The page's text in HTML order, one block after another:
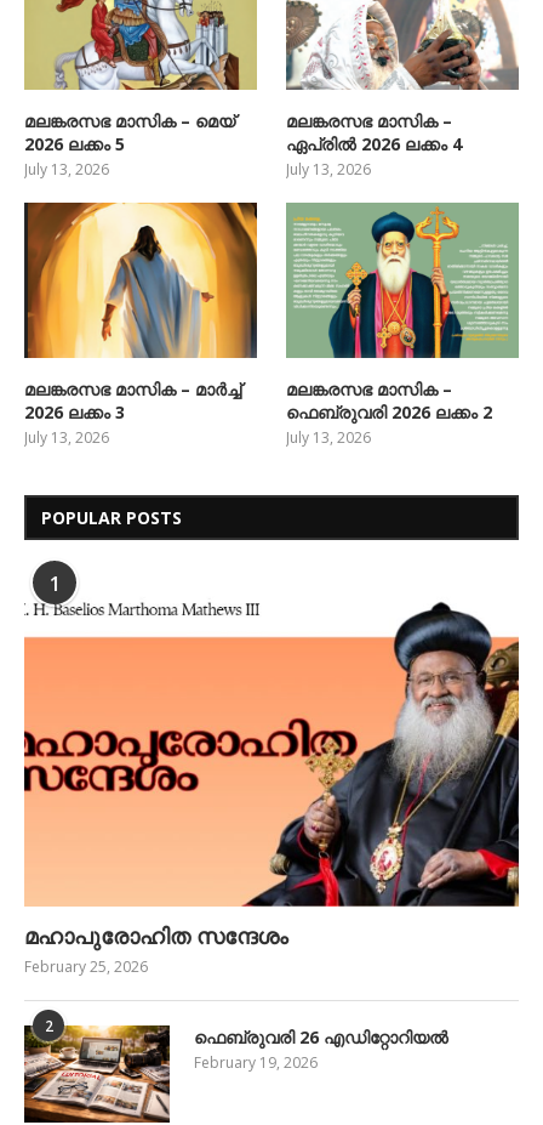
മലങ്കരസഭ മാസിക – മെയ്
2026 ലക്കം 5
July 13, 2026
മലങ്കരസഭ മാസിക –
ഏപ്രിൽ 2026 ലക്കം 4
July 13, 2026
മലങ്കരസഭ മാസിക – മാർച്ച്
2026 ലക്കം 3
July 13, 2026
മലങ്കരസഭ മാസിക –
ഫെബ്രുവരി 2026 ലക്കം 2
July 13, 2026
POPULAR POSTS
1
മഹാപുരോഹിത സന്ദേശം
February 25, 2026
2 ഫെബ്രുവരി 26 എഡിറ്റോറിയൽ
February 19, 2026